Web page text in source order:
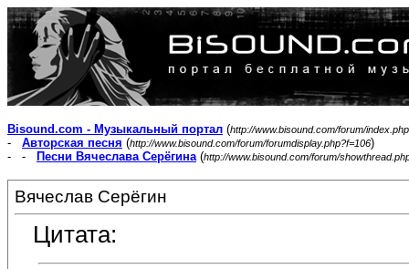
Bisound.com - Музыкальный портал (http://www.bisound.com/forum/index.php
- Авторская песня (http://www.bisound.com/forum/forumdisplay.php?f=106)
- -
Песни Вячеслава Серёгина(http://www.bisound.com/forum/
Вячеслав Серёгин
Цитата: